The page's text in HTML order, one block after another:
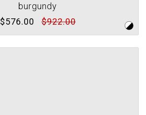
burgundy
$576.00
$922.00